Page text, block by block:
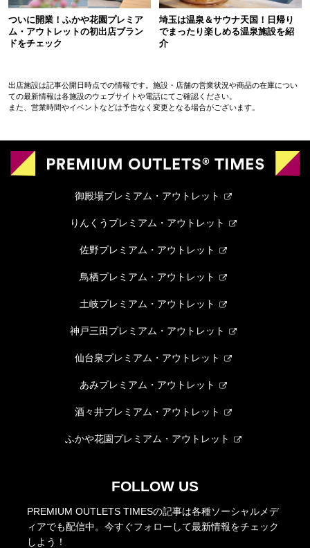
ついに開業！ふかや花園プレミア
ム・アウトレットの初出店ブラン
ドをチェック
埼玉は温泉＆サウナ天国！日帰り
でまったり楽しめる温泉施設を紹
介
出店施設は記事公開日時点での情報です。施設・店舗の営業状況や商品の在庫につい
ての最新情報は各施設のウェブサイトや電話にてご確認ください。
また、営業時間やイベントなどは予告なく変更となる場合がございます。
御殿場プレミアム・アウトレット
りんくうプレミアム・アウトレット
佐野プレミアム・アウトレット
鳥栖プレミアム・アウトレット
土岐プレミアム・アウトレット
神戸三田プレミアム・アウトレット
仙台泉プレミアム・アウトレット
あみプレミアム・アウトレット
酒々井プレミアム・アウトレット
ふかや花園プレミアム・アウトレット
FOLLOW US
PREMIUM OUTLETS TIMESの記事は各種ソーシャルメデ
ィアでも配信中。今すぐフォローして最新情報をチェック
しよう！